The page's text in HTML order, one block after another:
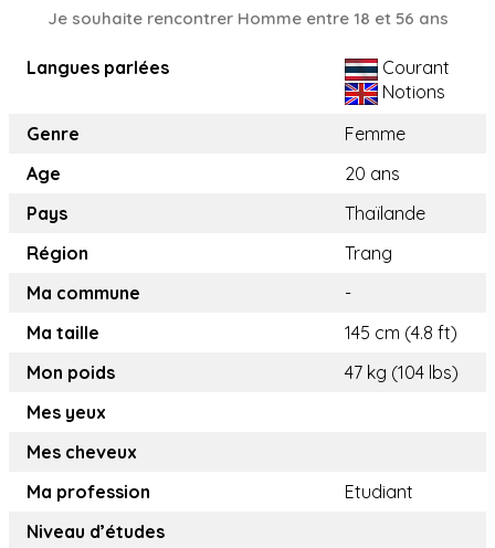
Je souhaite rencontrer Homme entre 18 et 56 ans
Langues parlées
Courant
Notions
Genre
Femme
Age
20 ans
Pays
Thaïlande
Région
Trang
Ma commune
-
Ma taille
145 cm (4.8 ft)
Mon poids
47 kg (104 lbs)
Mes yeux
Mes cheveux
Ma profession
Etudiant
Niveau d’études